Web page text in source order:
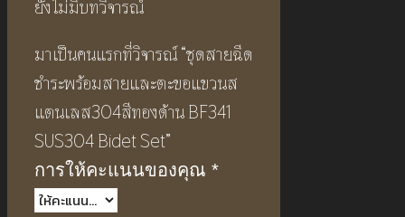
ยังไม่มีบทวิจารณ์
มาเป็นคนแรกที่วิจารณ์ “ชุดสายฉีด
ชำระพร้อมสายและตะขอแขวนส
แตนเลส304สีทองด้าน BF341
SUS304 Bidet Set”
การให้คะแนนของคุณ *